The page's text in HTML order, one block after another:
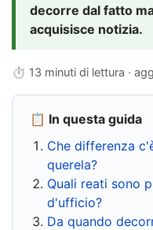
decorre dal fatto
acquisisce notizia.
⏱ 13 minuti di lettura ·
📋 In questa guida
Che differenza
querela?
Quali reati sono
d'ufficio?
Da quando